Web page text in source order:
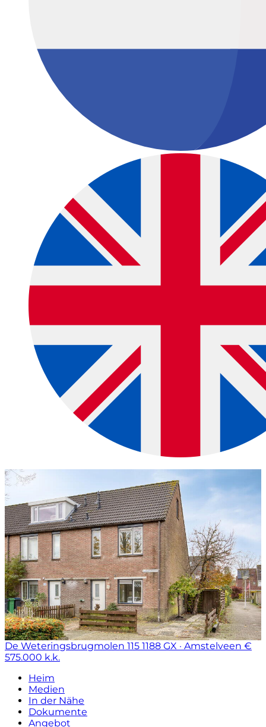
De Weteringsbrugmolen 115 1188 GX · Amstelveen €
575.000 k.k.
Heim
Medien
In der Nähe
Dokumente
Angebot